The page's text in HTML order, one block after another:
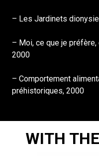
– Les Jardinets
– Moi, ce que je préfère,
2000
– Comportement
préhistoriques, 2000
WITH